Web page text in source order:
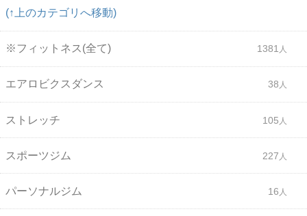
(↑上のカテゴリへ移動)
※フィットネス(全て) 1381
エアロビクスダンス 38
ストレッチ 105
スポーツジム 227
パーソナルジム 16